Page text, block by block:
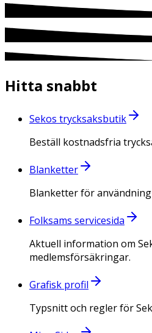
Hitta snabbt
Sekos trycksaksbutik
Beställ kostnadsfria
Blanketter
Blanketter för användning
Folksams servicesida
Aktuell information om
medlemsförsäkringar.
Grafisk profil
Typsnitt och regler för